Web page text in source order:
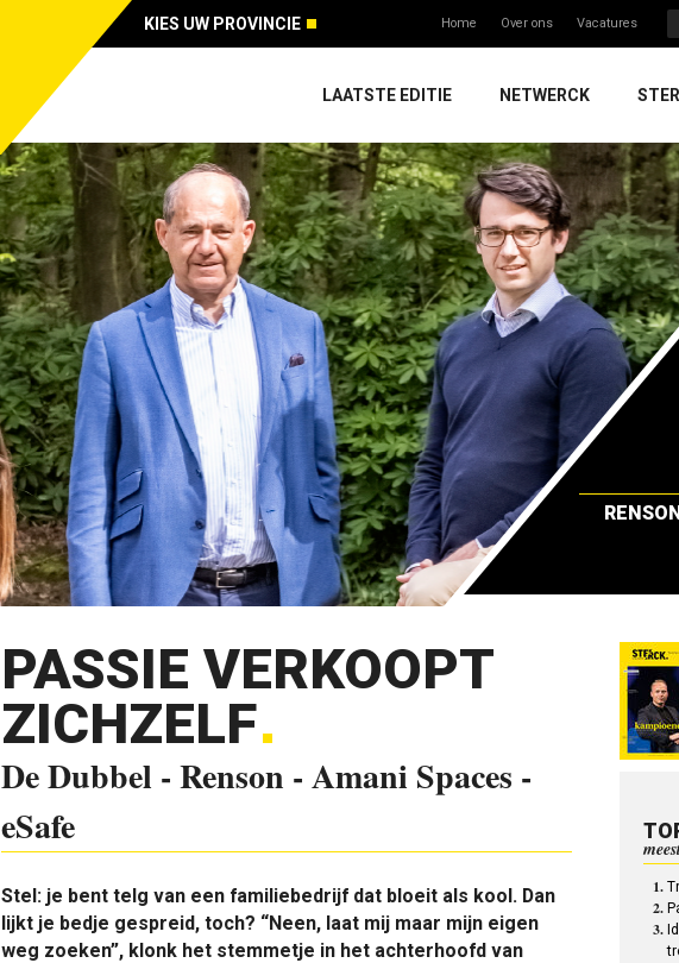
KIES UW PROVINCIE Home Over ons Vacatures
LAATSTE EDITIE NETWERCK
PASSIE VERKOOPT
ZICHZELF
De Dubbel - Renson - Amani Spaces -
eSafe
Stel: je bent telg van een familiebedrijf dat bloeit als kool. Dan
lijkt je bedje gespreid, toch? “Neen, laat mij maar mijn eigen
weg zoeken”, klonk het stemmetje in het achterhoofd van